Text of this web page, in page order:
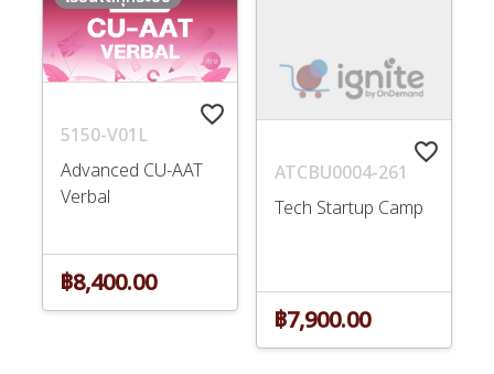
favorite_border
5150-V01L
Advanced CU-AAT
Verbal
฿8,400.00
favorite_border
ATCBU0004-261
Tech Startup Camp
฿7,900.00